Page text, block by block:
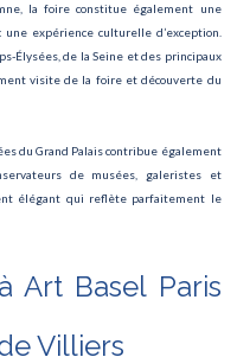
la foire constitue également une
expérience culturelle d’exception.
Élysées, de la Seine et des principaux
visite de la foire et découverte du
du Grand Palais contribue également
de musées, galeristes et
élégant qui reflète parfaitement le
Art Basel Paris
Villiers